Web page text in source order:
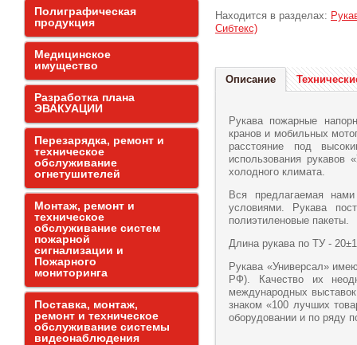
Находится в разделах:
Сибтекс)
Описание
Рукава пожарные
кранов и мобильных
расстояние под
использования
холодного климата.
Вся предлагаемая
условиями. Рукава
полиэтиленовые пакеты.
Длина рукава по ТУ -
Рукава «Универсал»
РФ). Качество их
международных
знаком «100 лучших
оборудовании и по ряду
Полиграфическая
продукция
Медицинское
имущество
Разработка плана
ЭВАКУАЦИИ
Перезарядка, ремонт и
техническое
обслуживание
огнетушителей
Монтаж, ремонт и
техническое
обслуживание систем
пожарной
сигнализации и
Пожарного
мониторинга
Поставка, монтаж,
ремонт и техническое
обслуживание системы
видеонаблюдения